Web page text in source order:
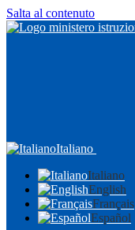
Salta al contenuto
Italiano
Italiano
English
Français
Español